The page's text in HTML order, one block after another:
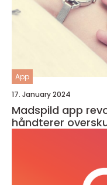
App
17. January 2024
Madspild app
håndterer